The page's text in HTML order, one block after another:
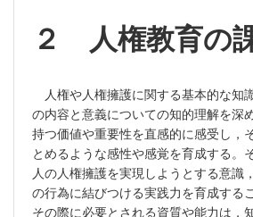
２ 人権教育の
人権や人権擁護に関する基本的な知
の内容と意義についての知的理解を深
持つ価値や重要性を直感的に感受し，
とめるような感性や感覚を育成する。
人の人権擁護を実現しようとする意識
の行為に結びつける実践力を育成する
その際に必要とされる資質や能力は，